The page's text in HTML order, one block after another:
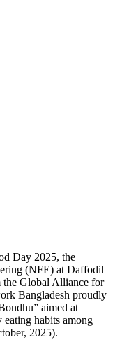
Day 2025, the
(NFE) at Daffodil
Global Alliance for
Bangladesh proudly
aimed at
habits among
2025).